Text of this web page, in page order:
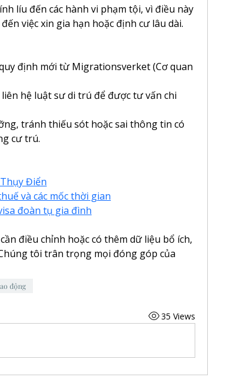
líu đến các hành vi phạm tội, vì điều này
việc xin gia hạn hoặc định cư lâu dài.
định mới từ Migrationsverket (Cơ quan
hệ luật sư di trú để được tư vấn chi
tránh thiếu sót hoặc sai thông tin có
cư trú.
Điển
và các mốc thời gian
đoàn tụ gia đình
điều chỉnh hoặc có thêm dữ liệu bổ ích,
tôi trân trọng mọi đóng góp của
động
35 Views